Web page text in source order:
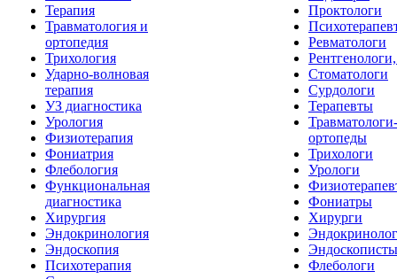
Терапия
Травматология и
ортопедия
Трихология
Ударно-волновая
терапия
УЗ диагностика
Урология
Физиотерапия
Фониатрия
Флебология
Функциональная
диагностика
Хирургия
Эндокринология
Эндоскопия
Психотерапия
Проктологи
Ревматологи
Стоматологи
Сурдологи
Терапевты
Травматологи-
ортопеды
Трихологи
Урологи
Фониатры
Хирурги
Эндоскописты
Флебологи